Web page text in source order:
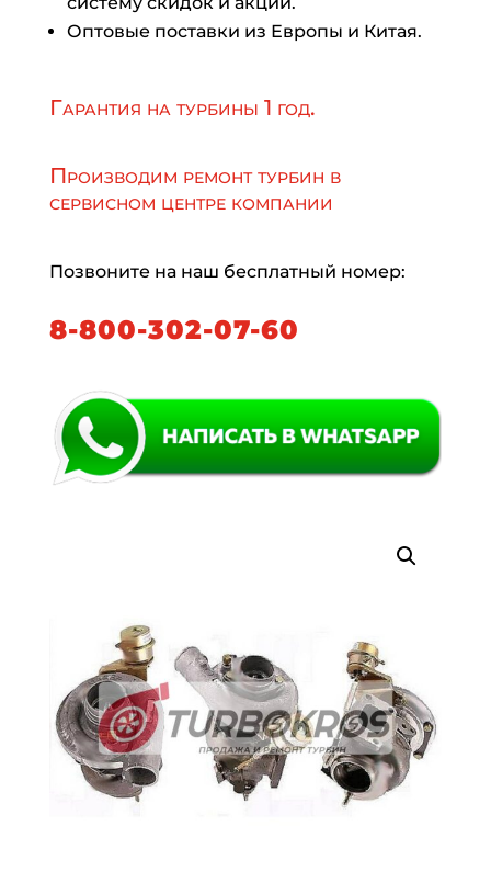
Оптовые поставки из Европы и Китая.
Гарантия на турбины 1 год.
Производим ремонт турбин в
сервисном центре компании
Позвоните на наш бесплатный номер:
8-800-302-07-60